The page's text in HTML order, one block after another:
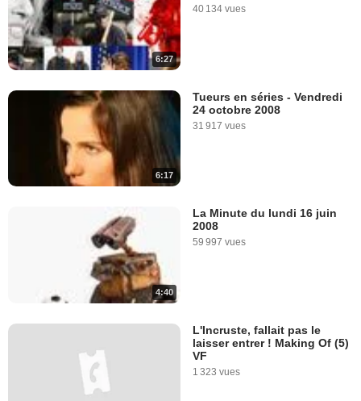
6:27
40 134 vues
6:17
Tueurs en séries - Vendredi
24 octobre 2008
31 917 vues
4:40
La Minute du lundi 16 juin
2008
59 997 vues
L'Incruste, fallait pas le
laisser entrer ! Making Of (5)
VF
1 323 vues